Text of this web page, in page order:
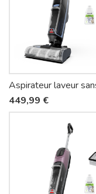
449,99 €